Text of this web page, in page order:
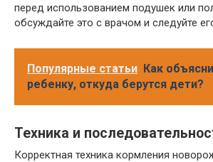
перед использованием подушек или
обсуждайте это с врачом и следуйте
Популярные статьи Как
ребенку, откуда берутся дети?
Техника и
Корректная техника кормления